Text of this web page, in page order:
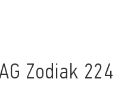
Zodiak 224